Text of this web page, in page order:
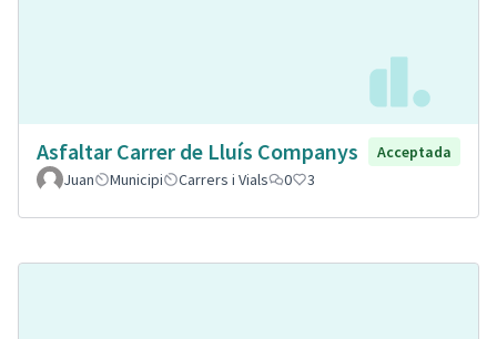
Asfaltar Carrer de Lluís Companys
Acceptada
Juan
Municipi Carrers i Vials 0 3